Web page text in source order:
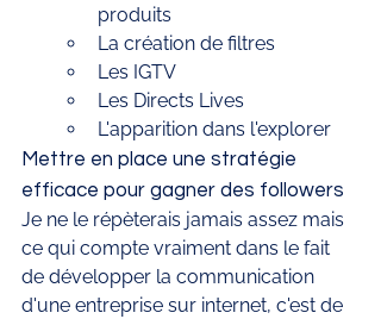
produits
La création de filtres
Les IGTV
Les Directs Lives
L'apparition dans l'explorer
Mettre en place une stratégie
efficace pour gagner des followers
Je ne le répèterais jamais assez mais
ce qui compte vraiment dans le fait
de développer la communication
d'une entreprise sur internet, c'est de